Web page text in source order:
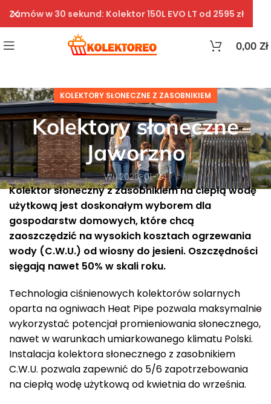
0,00 Zł
KOLEKTORY SŁONECZNE Z ZASOBNIKIEM
Kolektory słoneczne
Jaworzno
Wł. 2025-01-24
Kolektor słoneczny z zasobnikiem na ciepłą wodę
użytkową jest doskonałym wyborem dla
gospodarstw domowych, które chcą
zaoszczędzić na wysokich kosztach ogrzewania
wody (C.W.U.) od wiosny do jesieni. Oszczędności
sięgają nawet 50% w skali roku.
Technologia ciśnienowych kolektorów solarnych
oparta na ogniwach Heat Pipe pozwala maksymalnie
wykorzystać potencjał promieniowania słonecznego,
nawet w warunkach umiarkowanego klimatu Polski.
Instalacja kolektora słonecznego z zasobnikiem
C.W.U. pozwala zapewnić do 5/6 zapotrzebowania
na ciepłą wodę użytkową od kwietnia do września.
Zamów w 30 sekund: Kolektor 150L EVO LT od 2595 zł